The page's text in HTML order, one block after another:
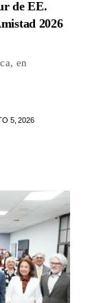
de EE.
2026
en
5, 2026